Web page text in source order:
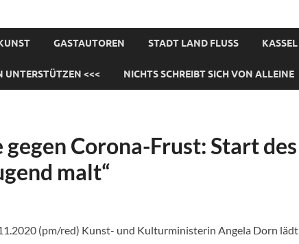
GASTAUTOREN STADT LAND FLUSS KASSEL
UNTERSTÜTZEN <<< NICHTS SCHREIBT SICH VON ALLEINE
Corona-Frust: Start des
malt“
(pm/red) Kunst- und Kulturministerin Angela Dorn lädt